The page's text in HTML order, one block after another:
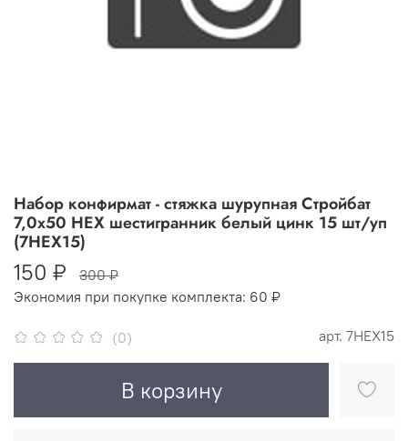
(0) арт. 7HEX15
Набор конфирмат - стяжка шурупная Стройбат
7,0x50 HEX шестигранник белый цинк 15 шт/уп
(7HEX15)
150 ₽
300 ₽
Экономия при покупке комплекта: 60 ₽
В корзину